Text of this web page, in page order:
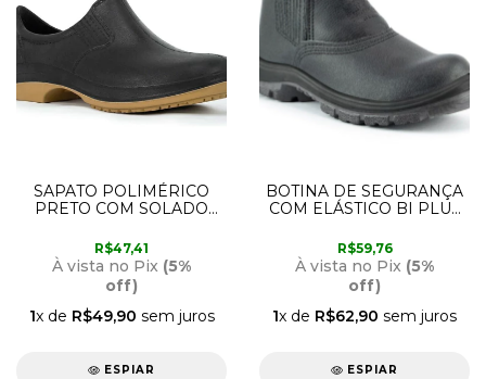
SAPATO POLIMÉRICO
PRETO COM SOLADO
CRIVAL
R$47,41
À vista no Pix (5%
off)
1x de R$49,90 sem juros
ESPIAR
BOTINA DE SEGURANÇA
COM ELÁSTICO BI PLUS
CRIVAL
R$59,76
À vista no Pix (5%
off)
1x de R$62,90 sem juros
ESPIAR